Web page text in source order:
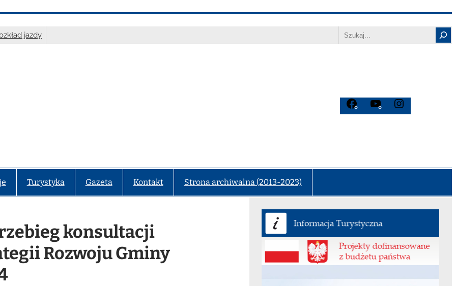
jazdy Search
FacebookYouTube
Turystyka Gazeta Kontakt Strona archiwalna (2013-2023)
konsultacji
Rozwoju Gminy